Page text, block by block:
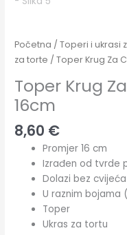
Početna /Toperi i ukrasi
za torte / Toper Krug Za
Toper Krug
16cm
8,60 €
Promjer 16 cm
Izrađen od tvrde
Dolazi bez cvijeća
U raznim bojama
Toper
Ukras za tortu